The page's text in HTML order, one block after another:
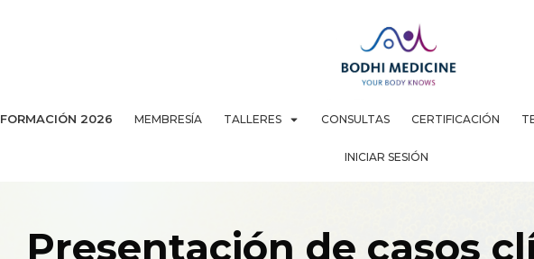
FORMACIÓN 2026 MEMBRESÍA TALLERES CONSULTAS CERTIFICACIÓN
INICIAR SESIÓN
Presentación de casos